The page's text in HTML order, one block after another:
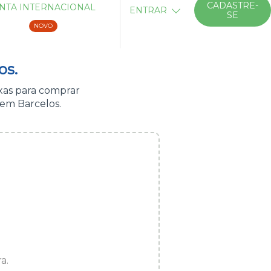
INTERNACIONAL
NOVO
ENTRAR
CADASTRE-
SE
para comprar
Barcelos.